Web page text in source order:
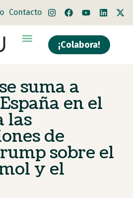
Contacto
¡Colabora!
suma a
en el
las
de
sobre el
y el